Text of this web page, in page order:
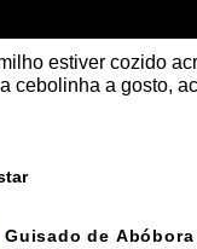
estiver cozido
cebolinha a gosto,
Guisado de